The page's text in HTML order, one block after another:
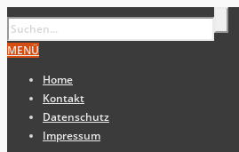
MENÜ
Home
Kontakt
Datenschutz
Impressum